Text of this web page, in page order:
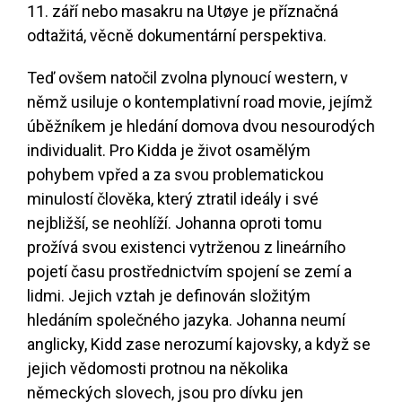
11. září nebo masakru na Utøye je příznačná
odtažitá, věcně dokumentární perspektiva.
Teď ovšem natočil zvolna plynoucí western, v
němž usiluje o kontemplativní road movie, jejímž
úběžníkem je hledání domova dvou nesourodých
individualit. Pro Kidda je život osamělým
pohybem vpřed a za svou problematickou
minulostí člověka, který ztratil ideály i své
nejbližší, se neohlíží. Johanna oproti tomu
prožívá svou existenci vytrženou z lineárního
pojetí času prostřednictvím spojení se zemí a
lidmi. Jejich vztah je definován složitým
hledáním společného jazyka. Johanna neumí
anglicky, Kidd zase nerozumí kajovsky, a když se
jejich vědomosti protnou na několika
německých slovech, jsou pro dívku jen